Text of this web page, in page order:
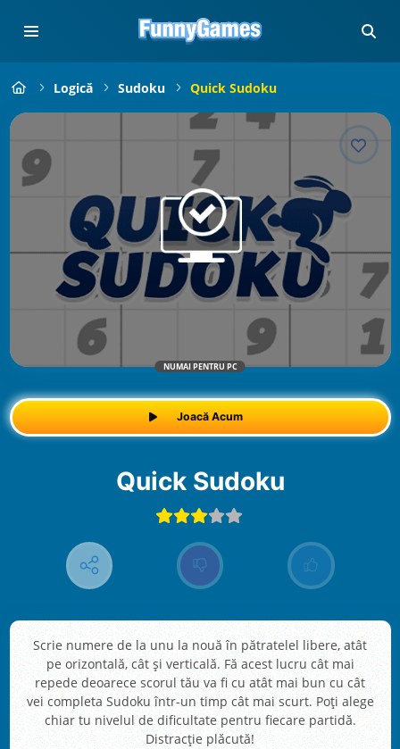
Logică Sudoku Quick Sudoku
NUMAI PENTRU PC
Joacă Acum
Quick Sudoku
Scrie numere de la unu la nouă în pătratelel libere, atât
pe orizontală, cât și verticală. Fă acest lucru cât mai
repede deoarece scorul tău va fi cu atât mai bun cu cât
vei completa Sudoku într-un timp cât mai scurt. Poți alege
chiar tu nivelul de dificultate pentru fiecare partidă.
Distracție plăcută!